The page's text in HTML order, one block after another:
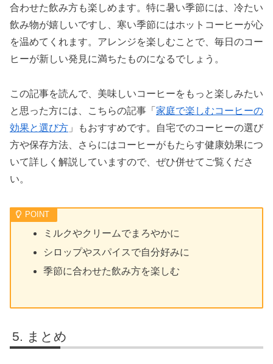
合わせた飲み方も楽しめます。特に暑い季節には、冷たい
飲み物が嬉しいですし、寒い季節にはホットコーヒーが心
を温めてくれます。アレンジを楽しむことで、毎日のコー
ヒーが新しい発見に満ちたものになるでしょう。
この記事を読んで、美味しいコーヒーをもっと楽しみたい
と思った方には、こちらの記事「 家庭で楽しむコーヒーの
効果と選び方 」もおすすめです。自宅でのコーヒーの選び
方や保存方法、さらにはコーヒーがもたらす健康効果につ
いて詳しく解説していますので、ぜひ併せてご覧くださ
い。
ミルクやクリームでまろやかに
シロップやスパイスで自分好みに
季節に合わせた飲み方を楽しむ
まとめ